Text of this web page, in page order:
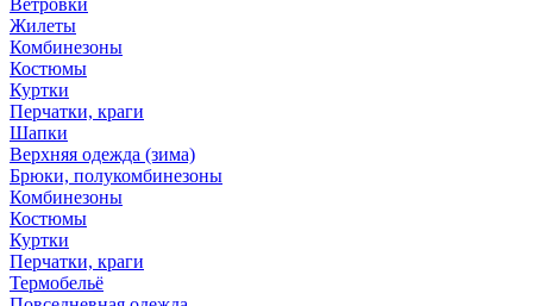
Ветровки
Жилеты
Комбинезоны
Костюмы
Куртки
Перчатки, краги
Шапки
Верхняя одежда (зима)
Брюки, полукомбинезоны
Комбинезоны
Костюмы
Куртки
Перчатки, краги
Термобельё